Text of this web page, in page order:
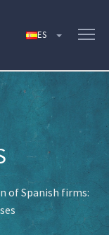
of Spanish firms: